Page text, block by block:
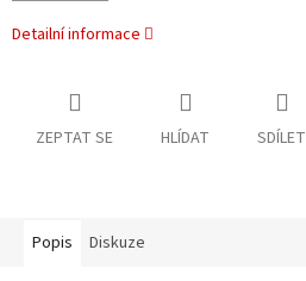
Detailní informace
ZEPTAT SE HLÍDAT SDÍLET
Popis Diskuze